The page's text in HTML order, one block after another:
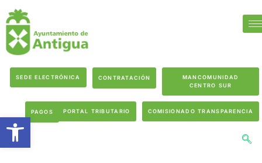
SEDE ELECTRÓNICA CONTRATACIÓN
MANCOMUNIDAD
CENTRO SUR
PAGOS PORTAL TRIBUTARIO COMISIONADO TRANSPARENCIA
Abrir barra de herramientas